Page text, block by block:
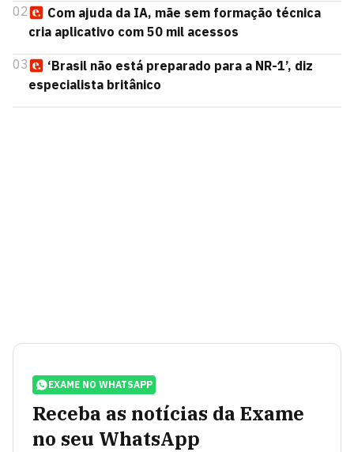
02
Com ajuda da IA, mãe sem formação técnica
cria aplicativo com 50 mil acessos
03
‘Brasil não está preparado para a NR-1’, diz
especialista britânico
EXAME NO WHATSAPP
Receba as notícias da Exame
no seu WhatsApp